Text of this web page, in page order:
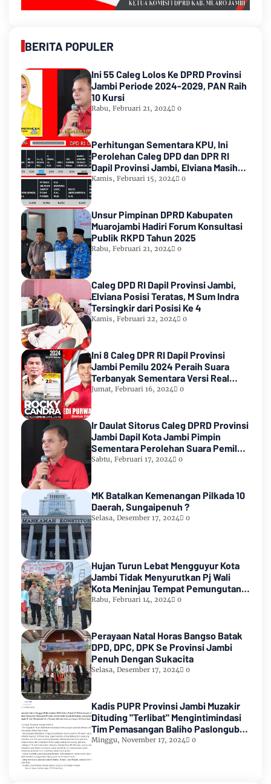
BERITA POPULER
Ini 55 Caleg Lolos Ke DPRD Provinsi
Jambi Periode 2024-2029, PAN Raih
10 Kursi
Rabu, Februari 21, 2024 0
Perhitungan Sementara KPU, Ini
Perolehan Caleg DPD dan DPR RI
Dapil Provinsi Jambi, Elviana Masih
Urutan Kedua Teratas
Kamis, Februari 15, 2024 0
Unsur Pimpinan DPRD Kabupaten
Muarojambi Hadiri Forum Konsultasi
Publik RKPD Tahun 2025
Rabu, Februari 21, 2024 0
Caleg DPD RI Dapil Provinsi Jambi,
Elviana Posisi Teratas, M Sum Indra
Tersingkir dari Posisi Ke 4
Kamis, Februari 22, 2024 0
Ini 8 Caleg DPR RI Dapil Provinsi
Jambi Pemilu 2024 Peraih Suara
Terbanyak Sementara Versi Real
Count KPU RI
Jumat, Februari 16, 2024 0
Ir Daulat Sitorus Caleg DPRD Provinsi
Jambi Dapil Kota Jambi Pimpin
Sementara Perolehan Suara Pemilu
2024
Sabtu, Februari 17, 2024 0
MK Batalkan Kemenangan Pilkada 10
Daerah, Sungaipenuh ?
Selasa, Desember 17, 2024 0
Hujan Turun Lebat Mengguyur Kota
Jambi Tidak Menyurutkan Pj Wali
Kota Meninjau Tempat Pemungutan
Suara Pemilu 2024
Rabu, Februari 14, 2024 0
Perayaan Natal Horas Bangso Batak
DPD, DPC, DPK Se Provinsi Jambi
Penuh Dengan Sukacita
Selasa, Desember 17, 2024 0
Kadis PUPR Provinsi Jambi Muzakir
Dituding "Terlibat" Mengintimindasi
Tim Pemasangan Baliho Paslongub
Romi-Sudirman
Minggu, November 17, 2024 0